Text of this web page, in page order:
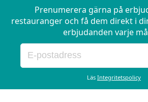
Prenumerera gärna på
restauranger och få dem direkt i
erbjudanden varje
Läs Integritetspolicy